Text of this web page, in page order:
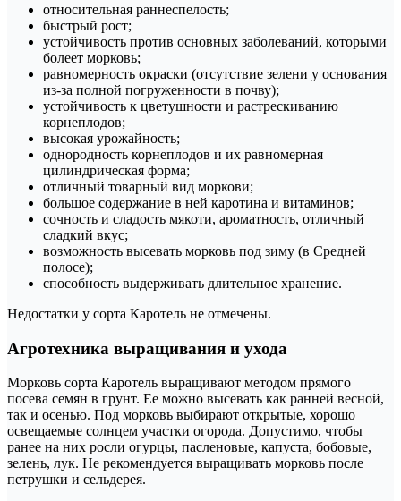
относительная раннеспелость;
быстрый рост;
устойчивость против основных заболеваний, которыми
болеет морковь;
равномерность окраски (отсутствие зелени у основания
из-за полной погруженности в почву);
устойчивость к цветушности и растрескиванию
корнеплодов;
высокая урожайность;
однородность корнеплодов и их равномерная
цилиндрическая форма;
отличный товарный вид моркови;
большое содержание в ней каротина и витаминов;
сочность и сладость мякоти, ароматность, отличный
сладкий вкус;
возможность высевать морковь под зиму (в Средней
полосе);
способность выдерживать длительное хранение.
Недостатки у сорта Каротель не отмечены.
Агротехника выращивания и ухода
Морковь сорта Каротель выращивают методом прямого
посева семян в грунт. Ее можно высевать как ранней весной,
так и осенью. Под морковь выбирают открытые, хорошо
освещаемые солнцем участки огорода. Допустимо, чтобы
ранее на них росли огурцы, пасленовые, капуста, бобовые,
зелень, лук. Не рекомендуется выращивать морковь после
петрушки и сельдерея.